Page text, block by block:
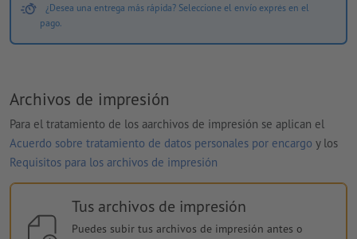
¿Desea una entrega más rápida? Seleccione el envío exprés en el
pago.
Archivos de impresión
Para el tratamiento de los aarchivos de impresión se aplican el
Acuerdo sobre tratamiento de datos personales por encargo y los
Requisitos para los archivos de impresión
Tus archivos de impresión
Puedes subir tus archivos de impresión antes o